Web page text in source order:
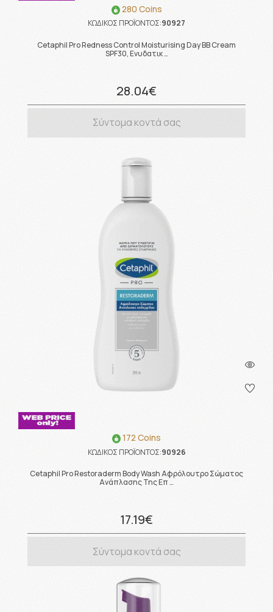
280 Coins
ΚΩΔΙΚΟΣ ΠΡΟΪΟΝΤΟΣ:90927
Cetaphil Pro Redness Control Moisturising Day BB Cream
SPF30, Ενυδατικ …
28.04€
Σύντομα κοντά σας
172 Coins
ΚΩΔΙΚΟΣ ΠΡΟΪΟΝΤΟΣ:90926
Cetaphil Pro Restoraderm Body Wash Αφρόλουτρο Σώματος
Ανάπλασης Της Επ …
17.19€
Σύντομα κοντά σας